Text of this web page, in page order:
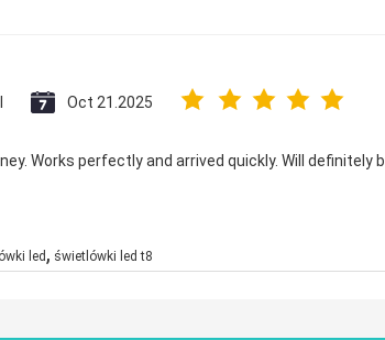
Oct 21.2025
Works perfectly and arrived quickly. Will definitely
led , świetlówki led t8